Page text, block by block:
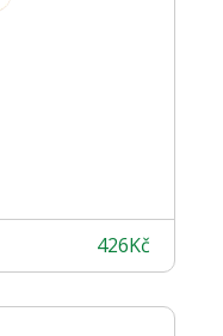
426Kč